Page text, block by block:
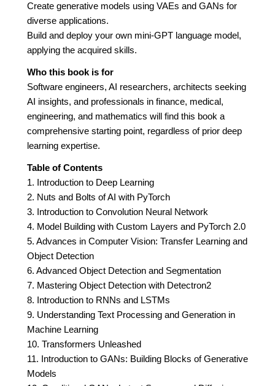
Create generative models using VAEs and GANs for
diverse applications.
Build and deploy your own mini-GPT language model,
applying the acquired skills.
Who this book is for
Software engineers, AI researchers, architects seeking
AI insights, and professionals in finance, medical,
engineering, and mathematics will find this book a
comprehensive starting point, regardless of prior deep
learning expertise.
Table of Contents
1. Introduction to Deep Learning
2. Nuts and Bolts of AI with PyTorch
3. Introduction to Convolution Neural Network
4. Model Building with Custom Layers and PyTorch 2.0
5. Advances in Computer Vision: Transfer Learning and
Object Detection
6. Advanced Object Detection and Segmentation
7. Mastering Object Detection with Detectron2
8. Introduction to RNNs and LSTMs
9. Understanding Text Processing and Generation in
Machine Learning
10. Transformers Unleashed
11. Introduction to GANs: Building Blocks of Generative
Models